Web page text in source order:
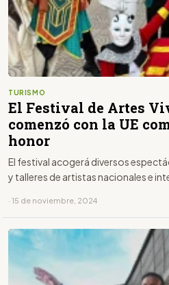
TURISMO
El Festival de Artes
comenzó con la UE
honor
El festival acogerá diversos
y talleres de artistas nacionales e
· 15 de noviembre, 2024